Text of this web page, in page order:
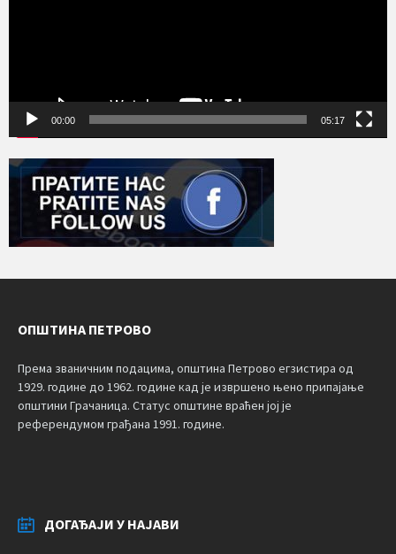
00:00 05:17
ОПШТИНА ПЕТРОВО
Према званичним подацима, општина Петрово егзистира од
1929. године до 1962. године кад је извршено њено припајање
општини Грачаница. Статус општине враћен јој је
референдумом грађана 1991. године.
ДОГАЂАЈИ У НАЈАВИ